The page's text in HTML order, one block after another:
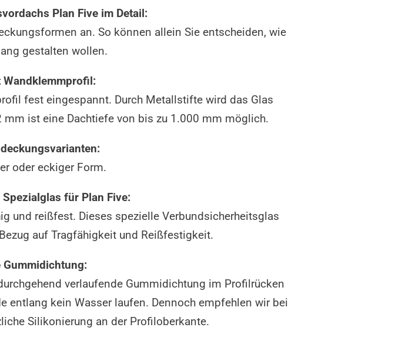
Plan Five im Detail:
an. So können allein Sie entscheiden, wie
gestalten wollen.
fest eingespannt. Durch Metallstifte wird das Glas
ist eine Dachtiefe von bis zu 1.000 mm möglich.
oder eckiger Form.
für Plan Five:
und reißfest. Dieses spezielle Verbundsicherheitsglas
auf Tragfähigkeit und Reißfestigkeit.
Gummidichtung:
verlaufende Gummidichtung im Profilrücken
entlang kein Wasser laufen. Dennoch empfehlen wir bei
Silikonierung an der Profiloberkante.